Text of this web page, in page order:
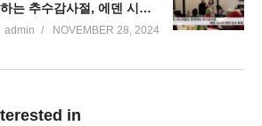
한인 시니어들도 함께하는 추수감사절, 에덴 시니어 케어 감사 축제
admin NOVEMBER 28, 2024
in